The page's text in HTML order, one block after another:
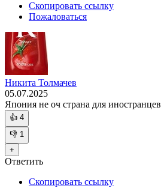
Скопировать ссылку
Пожаловаться
Никита Толмачев
05.07.2025
Япония не оч страна для иностранцев
👍 4
👎 1
+
Ответить
Скопировать ссылку